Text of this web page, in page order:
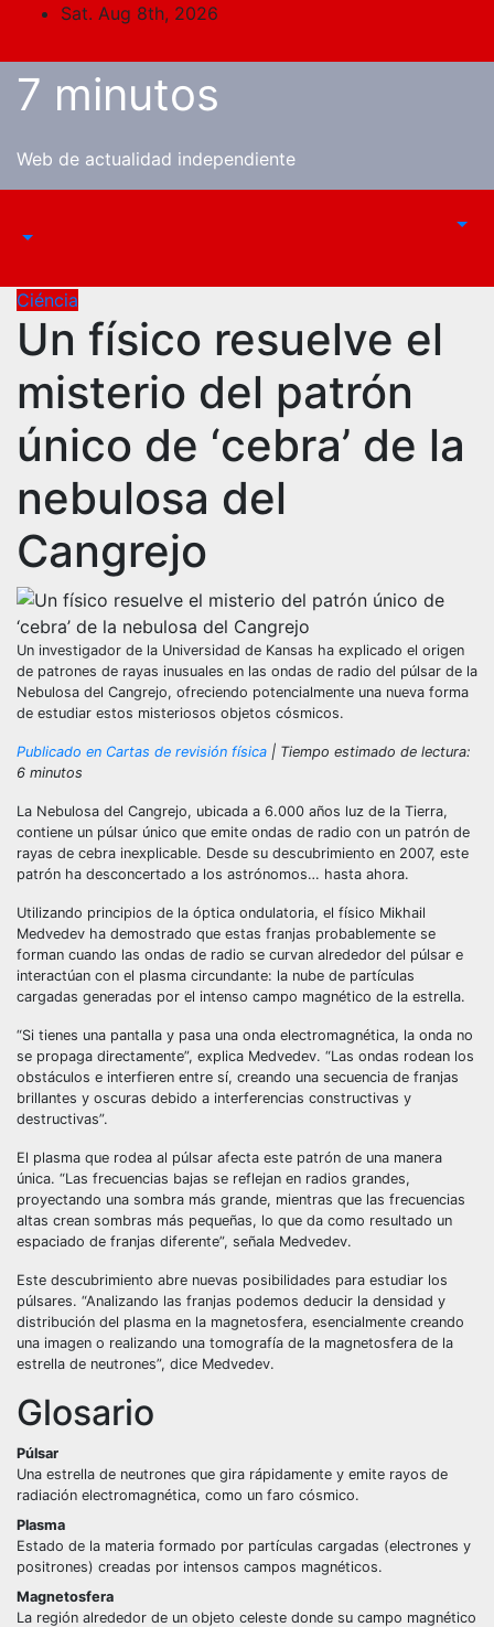
content
Sat. Aug 8th, 2026
7 minutos
Web de actualidad independiente
Ciéncia
Un físico resuelve el
misterio del patrón
único de ‘cebra’ de la
nebulosa del
Cangrejo
Un investigador de la Universidad de Kansas ha explicado el origen
de patrones de rayas inusuales en las ondas de radio del púlsar de la
Nebulosa del Cangrejo, ofreciendo potencialmente una nueva forma
de estudiar estos misteriosos objetos cósmicos.
Publicado en Cartas de revisión física | Tiempo estimado de lectura:
6 minutos
La Nebulosa del Cangrejo, ubicada a 6.000 años luz de la Tierra,
contiene un púlsar único que emite ondas de radio con un patrón de
rayas de cebra inexplicable. Desde su descubrimiento en 2007, este
patrón ha desconcertado a los astrónomos… hasta ahora.
Utilizando principios de la óptica ondulatoria, el físico Mikhail
Medvedev ha demostrado que estas franjas probablemente se
forman cuando las ondas de radio se curvan alrededor del púlsar e
interactúan con el plasma circundante: la nube de partículas
cargadas generadas por el intenso campo magnético de la estrella.
“Si tienes una pantalla y pasa una onda electromagnética, la onda no
se propaga directamente”, explica Medvedev. “Las ondas rodean los
obstáculos e interfieren entre sí, creando una secuencia de franjas
brillantes y oscuras debido a interferencias constructivas y
destructivas”.
El plasma que rodea al púlsar afecta este patrón de una manera
única. “Las frecuencias bajas se reflejan en radios grandes,
proyectando una sombra más grande, mientras que las frecuencias
altas crean sombras más pequeñas, lo que da como resultado un
espaciado de franjas diferente”, señala Medvedev.
Este descubrimiento abre nuevas posibilidades para estudiar los
púlsares. “Analizando las franjas podemos deducir la densidad y
distribución del plasma en la magnetosfera, esencialmente creando
una imagen o realizando una tomografía de la magnetosfera de la
estrella de neutrones”, dice Medvedev.
Glosario
Púlsar
Una estrella de neutrones que gira rápidamente y emite rayos de
radiación electromagnética, como un faro cósmico.
Plasma
Estado de la materia formado por partículas cargadas (electrones y
positrones) creadas por intensos campos magnéticos.
Magnetosfera
La región alrededor de un objeto celeste donde su campo magnético